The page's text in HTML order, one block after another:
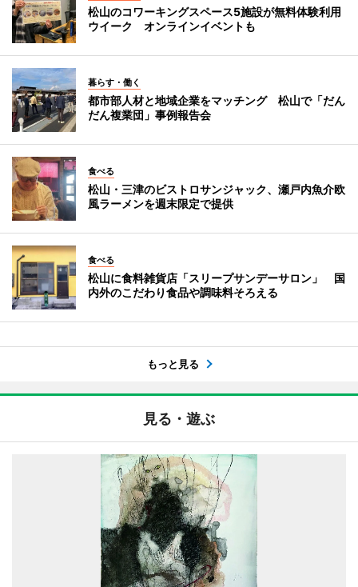
松山のコワーキングスペース5施設が無料体験利用
ウイーク オンラインイベントも
暮らす・働く
都市部人材と地域企業をマッチング 松山で「だん
だん複業団」事例報告会
食べる
松山・三津のビストロサンジャック、瀬戸内魚介欧
風ラーメンを週末限定で提供
食べる
松山に食料雑貨店「スリープサンデーサロン」 国
内外のこだわり食品や調味料そろえる
もっと見る
見る・遊ぶ